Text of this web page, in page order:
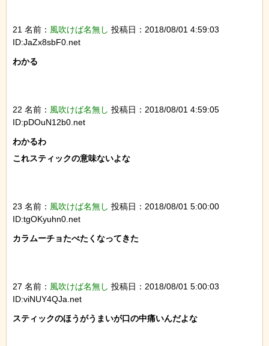
21 名前： 風吹けば名無し 投稿日：2018/08/01 4:59:03
ID:JaZx8sbF0.net
わかる
22 名前： 風吹けば名無し 投稿日：2018/08/01 4:59:05
ID:pDOuN12b0.net
わかるわ
これスティックの意味ないよな
23 名前： 風吹けば名無し 投稿日：2018/08/01 5:00:00
ID:tgOKyuhn0.net
カラムーチョたべたくなってきた
27 名前： 風吹けば名無し 投稿日：2018/08/01 5:00:03
ID:viNUY4QJa.net
スティックのほうがうまいが口の中痛いんだよな